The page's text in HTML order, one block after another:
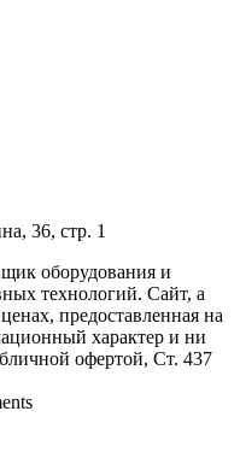
36, стр. 1
оборудования и
технологий. Сайт, а
предоставленная на
характер и ни
офертой, Ст. 437